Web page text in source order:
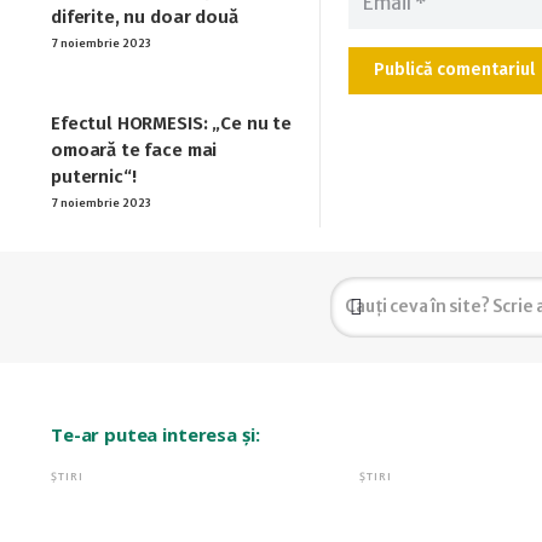
diferite, nu doar două
7 noiembrie 2023
Efectul HORMESIS: „Ce nu te
omoară te face mai
puternic“!
7 noiembrie 2023
Publică comentariul
Te-ar putea interesa și:
ȘTIRI ȘTIRI